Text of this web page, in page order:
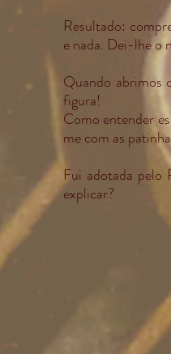
Resultado:
e nada. Dei-lhe o
Quando abrimos
figura!
Como entender
me com as
Fui adotada
explicar?